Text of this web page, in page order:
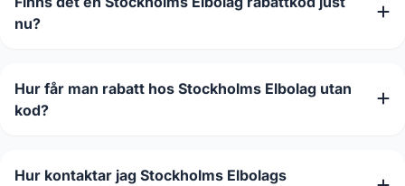
nu?
Hur får man rabatt hos Stockholms Elbolag utan
kod?
Hur kontaktar jag Stockholms Elbolags